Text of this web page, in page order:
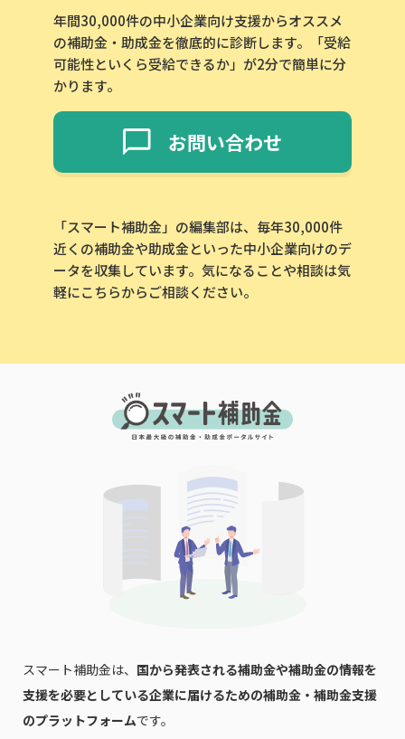
年間30,000件の中小企業向け支援からオススメ
の補助金・助成金を徹底的に診断します。「受給
可能性といくら受給できるか」が2分で簡単に分
かります。
お問い合わせ
「スマート補助金」の編集部は、毎年30,000件
近くの補助金や助成金といった中小企業向けのデ
ータを収集しています。気になることや相談は気
軽にこちらからご相談ください。
スマート補助金は、 国から発表される補助金や補助金の情報を
支援を必要としている企業に届けるための補助金・補助金支援
のプラットフォームです。